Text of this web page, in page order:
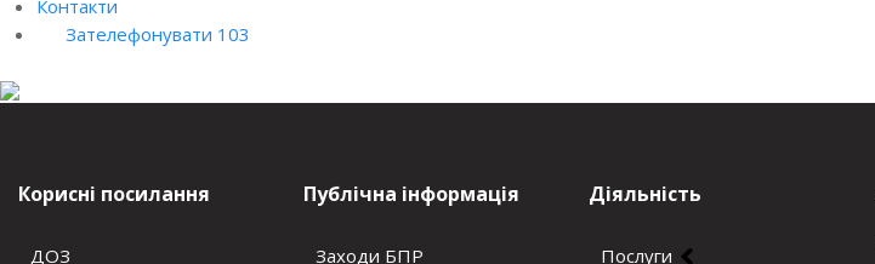
Контакти
Зателефонувати 103
Корисні посилання
ДОЗ
Публічна інформація
Заходи БПР
Діяльність
Послуги